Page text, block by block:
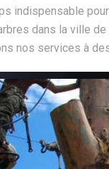
indispensable
dans la ville
nos services à